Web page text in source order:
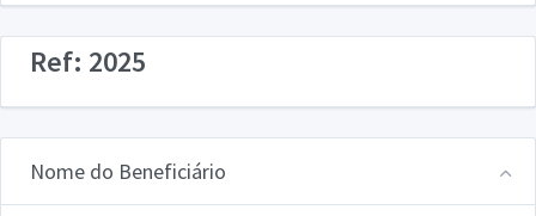
Ref: 2025
Nome do Beneficiário